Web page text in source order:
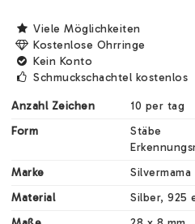
Viele Möglichkeiten
Kostenlose Ohrringe
Kein Konto
Schmuckschachtel kostenlos
Anzahl Zeichen
10 per tag
Form
Stäbe
Marke
Material
Silber, 925